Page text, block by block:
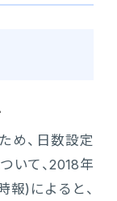
め、日数設定
いて、2018年
)によると、